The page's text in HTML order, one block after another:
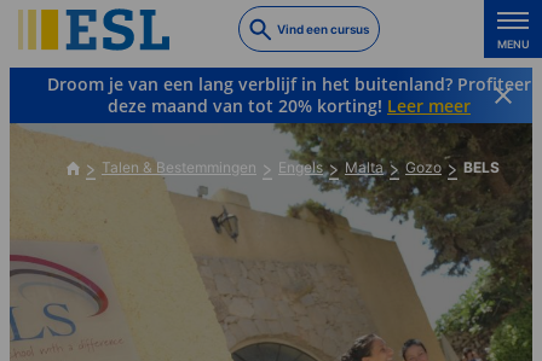
to
main
content
Vind een cursus
MENU
Droom je van een lang verblijf in het buitenland? Profiteer
deze maand van tot 20% korting! Leer meer
Talen & Bestemmingen Engels Malta Gozo BELS